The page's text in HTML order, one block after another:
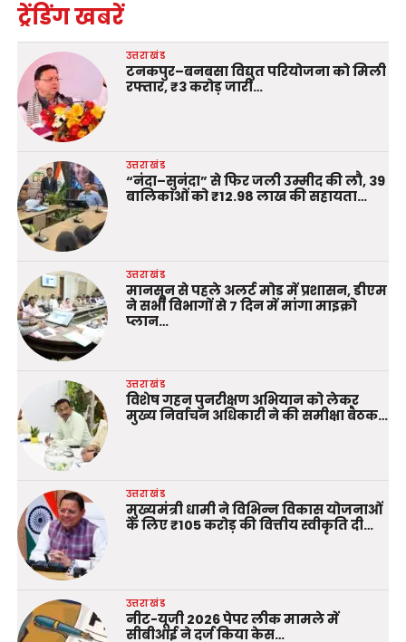
ट्रेंडिंग खबरें
उत्तराखंड
टनकपुर–बनबसा विद्युत परियोजना को मिली
रफ्तार, ₹3 करोड़ जारी…
उत्तराखंड
“नंदा–सुनंदा” से फिर जली उम्मीद की लौ, 39
बालिकाओं को ₹12.98 लाख की सहायता…
उत्तराखंड
मानसून से पहले अलर्ट मोड में प्रशासन, डीएम
ने सभी विभागों से 7 दिन में मांगा माइक्रो
प्लान…
उत्तराखंड
विशेष गहन पुनरीक्षण अभियान को लेकर
मुख्य निर्वाचन अधिकारी ने की समीक्षा बैठक…
उत्तराखंड
मुख्यमंत्री धामी ने विभिन्न विकास योजनाओं
के लिए ₹105 करोड़ की वित्तीय स्वीकृति दी…
उत्तराखंड
नीट-यूजी 2026 पेपर लीक मामले में
सीबीआई ने दर्ज किया केस…